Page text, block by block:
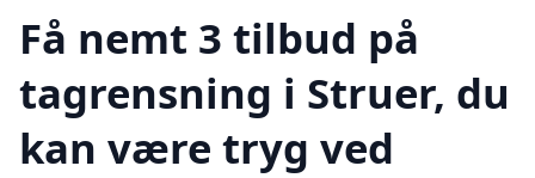
Få nemt 3 tilbud på
tagrensning i Struer, du
kan være tryg ved